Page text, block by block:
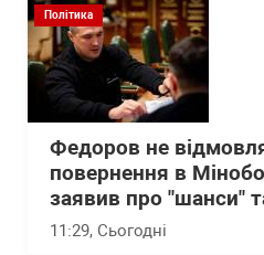
Політика
Федоров не
повернення в
заявив про "шанси"
11:29, Сьогодні